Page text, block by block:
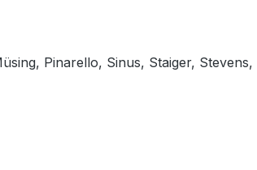
Pinarello, Sinus, Staiger, Stevens,